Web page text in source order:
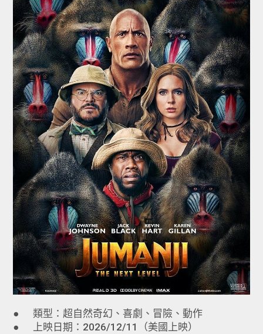
● 類型：超自然奇幻、喜劇、冒險、動作
● 上映日期：2026/12/11（美國上映）